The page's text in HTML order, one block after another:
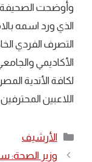
وأوضحت الصحيفة
الذي ورد اسمه
التصرف الفردي
الأكاديمي
لكافة الأندية
اللاعبين
التصنيفات
الأرشيف
وزير الصحة: